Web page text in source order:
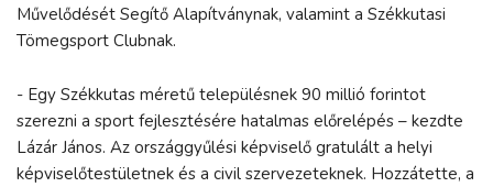
Művelődését Segítő Alapítványnak, valamint a Székkutasi
Tömegsport Clubnak.
- Egy Székkutas méretű településnek 90 millió forintot
szerezni a sport fejlesztésére hatalmas előrelépés – kezdte
Lázár János. Az országgyűlési képviselő gratulált a helyi
képviselőtestületnek és a civil szervezeteknek. Hozzátette, a